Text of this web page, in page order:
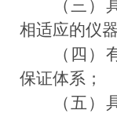
（三）
相适应的仪
（四
保证体系；
（五）